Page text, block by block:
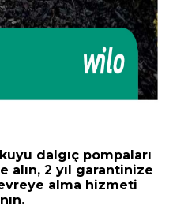
dalgıç pompaları
2 yıl garantinize
alma hizmeti